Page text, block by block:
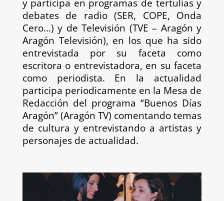
y participa en programas de tertulias y
debates de radio (SER, COPE, Onda
Cero…) y de Televisión (TVE – Aragón y
Aragón Televisión), en los que ha sido
entrevistada por su faceta como
escritora o entrevistadora, en su faceta
como periodista. En la actualidad
participa periodicamente en la Mesa de
Redacción del programa “Buenos Días
Aragón” (Aragón TV) comentando temas
de cultura y entrevistando a artistas y
personajes de actualidad.